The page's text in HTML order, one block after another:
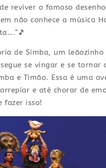
reviver o famoso
não conhece a música
de Simba, um
se vingar e se tornar
e Timão. Essa é uma
e até chorar de
fazer isso!